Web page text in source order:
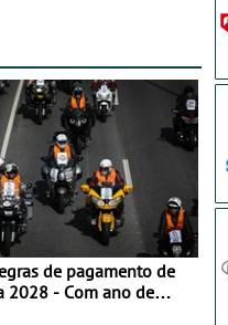
de pagamento de
2028 - Com ano de